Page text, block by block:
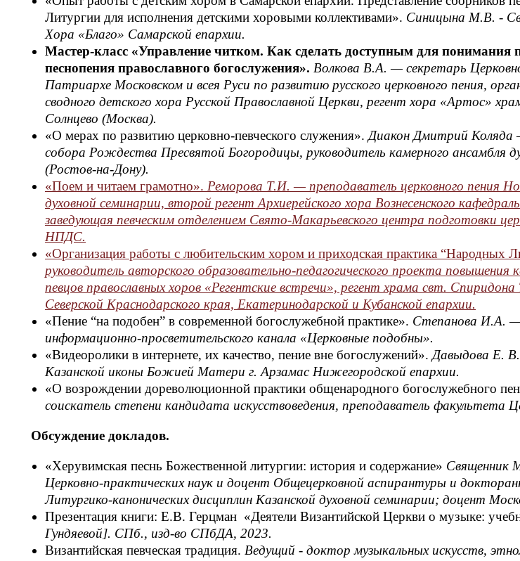
Литургии для исполнения детскими хоровыми коллективами». Синицына М.В. -
Хора «Благо» Самарской епархии.
Мастер-класс «Управление читком. Как сделать доступным для понимания
песнопения православного богослужения». Волкова В.А. — секретарь
Патриархе Московском и всея Руси по развитию русского церковного пения,
сводного детского хора Русской Православной Церкви, регент хора «Артос»
Солнцево (Москва).
«О мерах по развитию церковно-певческого служения». Диакон Дмитрий Коляда
собора Рождества Пресвятой Богородицы, руководитель камерного
(Ростов-на-Дону).
«Поем и читаем грамотно». Реморова Т.И. — преподаватель церковного пения
духовной семинарии, второй регент Архиерейского хора Вознесенского
заведующая певческим отделением Свято-Макарьевского центра подготовки
НПДС.
«Организация работы с любительским хором и приходская практика “Народных
руководитель авторского образовательно-педагогического проекта повышения
певцов православных хоров «Регентские встречи», регент храма свт.
Северской Краснодарского края, Екатеринодарской и Кубанской епархии.
«Пение “на подобен” в современной богослужебной практике». Степанова И.А. —
информационно-просветительского канала «Церковные подобны».
«Видеоролики в интернете, их качество, пение вне богослужений». Давыдова Е.
Казанской иконы Божией Матери г. Арзамас Нижегородской епархии.
«О возрождении дореволюционной практики общенародного богослужебного
соискатель степени кандидата искусствоведения, преподаватель факультета
Обсуждение докладов.
«Херувимская песнь Божественной литургии: история и содержание» Священник
Церковно-практических наук и доцент Общецерковной аспирантуры и
Литургико-канонических дисциплин Казанской духовной семинарии; доцент
Презентация книги: Е.В. Герцман «Деятели Византийской Церкви о музыке:
Гундяевой]. СПб., изд-во СПбДА, 2023.
Византийская певческая традиция. Ведущий - доктор музыкальных искусств,